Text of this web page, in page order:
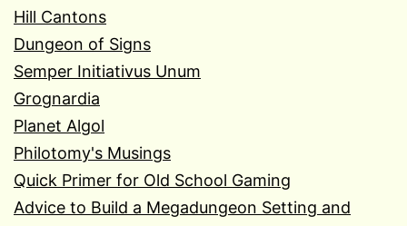
Hill Cantons
Dungeon of Signs
Semper Initiativus Unum
Grognardia
Planet Algol
Philotomy's Musings
Quick Primer for Old School Gaming
Advice to Build a Megadungeon Setting and